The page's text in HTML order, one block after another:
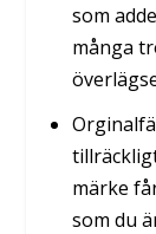
som
många
märke
som du